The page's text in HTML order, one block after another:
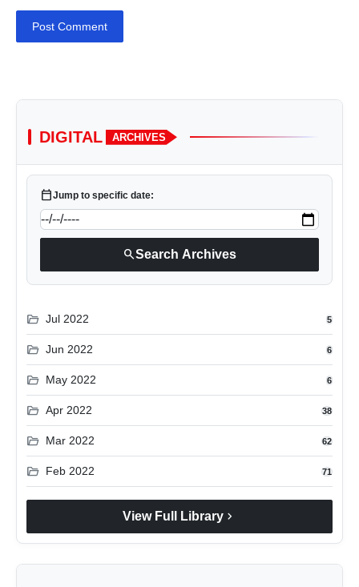
Post Comment
DIGITAL ARCHIVES
calendar_todayJump to specific date:
searchSearch Archives
folder_open Jul 2022 5
folder_open Jun 2022 6
folder_open May 2022 6
folder_open Apr 2022 38
folder_open Mar 2022 62
folder_open Feb 2022 71
View Full Library chevron_right